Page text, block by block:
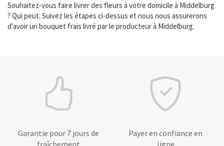
Souhaitez-vous faire livrer des fleurs à votre domicile à Middelburg
? Qui peut. Suivez les étapes ci-dessus et nous nous assurerons
d'avoir un bouquet frais livré par le producteur à Middelburg.
Garantie pour 7 jours de
fraîchement
Payer en confiance en
ligne